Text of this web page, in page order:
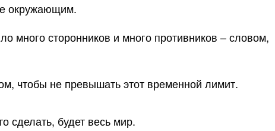
окружающим.
много сторонников и много противников – словом,
чтобы не превышать этот временной лимит.
сделать, будет весь мир.